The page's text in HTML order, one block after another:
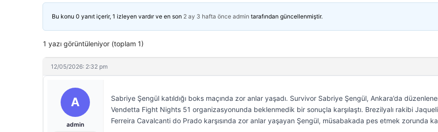
Bu konu 0 yanıt içerir, 1 izleyen vardır ve en son 2 ay 3 hafta önce admin tarafından güncellenmiştir.
1 yazı görüntüleniyor (toplam 1)
12/05/2026: 2:32 pm
A
admin
Sabriye Şengül katıldığı boks maçında zor anlar yaşadı. Survivor Sabriye Şengül, Ankara’da
Vendetta Fight Nights 51 organizasyonunda beklenmedik bir sonuçla karşılaştı. Brezilyalı rakibi
Ferreira Cavalcanti do Prado karşısında zor anlar yaşayan Şengül, müsabakada pes etmek zorunda